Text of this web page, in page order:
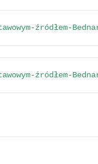
źródłem-
źródłem-